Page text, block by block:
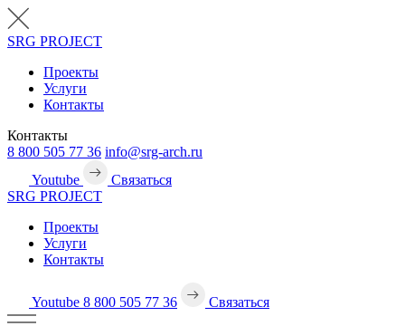
SRG PROJECT
Проекты
Услуги
Контакты
Контакты
8 800 505 77 36 info@srg-arch.ru
Youtube
Связаться
SRG PROJECT
Проекты
Услуги
Контакты
Youtube 8 800 505 77 36 Связаться